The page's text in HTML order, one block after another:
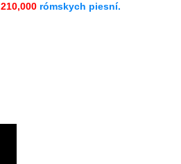
210,000 rómskych piesní.